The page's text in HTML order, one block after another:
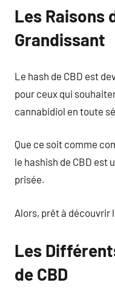
Les Raisons
Grandissant
Le hash de CBD est
pour ceux qui
cannabidiol en toute
Que ce soit comme
le hashish de CBD est
prisée.
Alors, prêt à découvrir
Les
de CBD